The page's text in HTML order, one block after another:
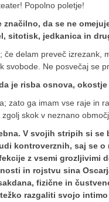
Popolno poletje!
značilno, da se ne
sitotisk, jedkanica in
če delam preveč izrezank,
svobode. Ne posvečaj se
je risba osnova,
zato ga imam vse raje in
skok v neznano
V svojih stripih si
kontroverznih, saj se
z vsemi grozljivimi
in rojstvu sina
fizične in
razgaliti svojo